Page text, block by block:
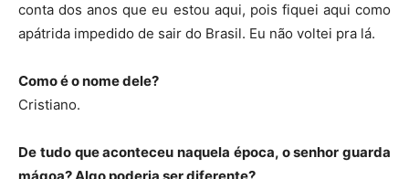
conta dos anos que eu estou aqui, pois fiquei aqui como
apátrida impedido de sair do Brasil. Eu não voltei pra lá.
Como é o nome dele?
Cristiano.
De tudo que aconteceu naquela época, o senhor guarda